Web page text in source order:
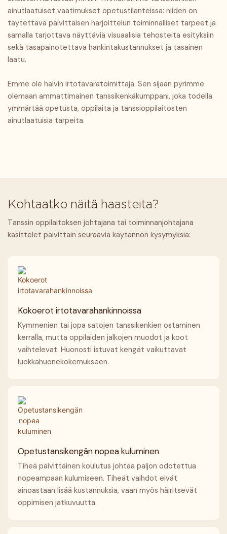
ainutlaatuiset vaatimukset opetustilanteissa: niiden on
täytettävä päivittäisen harjoittelun toiminnalliset tarpeet ja
samalla tarjottava näyttäviä visuaalisia tehosteita esityksiin
sekä tasapainotettava hankintakustannukset ja tasainen
laatu.
Emme ole halvin irtotavaratoimittaja. Sen sijaan pyrimme
olemaan ammattimainen tanssikenkäkumppani, joka todella
ymmärtää opetusta, oppilaita ja tanssioppilaitosten
ainutlaatuisia tarpeita.
Kohtaatko näitä haasteita?
Tanssin oppilaitoksen johtajana tai toiminnanjohtajana
käsittelet päivittäin seuraavia käytännön kysymyksiä:
Kokoerot irtotavarahankinnoissa
Kymmenien tai jopa satojen tanssikenkien ostaminen
kerralla, mutta oppilaiden jalkojen muodot ja koot
vaihtelevat. Huonosti istuvat kengät vaikuttavat
luokkahuonekokemukseen.
Opetustansikengän nopea kuluminen
Tiheä päivittäinen koulutus johtaa paljon odotettua
nopeampaan kulumiseen. Tiheät vaihdot eivät
ainoastaan ​​lisää kustannuksia, vaan myös häiritsevät
oppimisen jatkuvuutta.